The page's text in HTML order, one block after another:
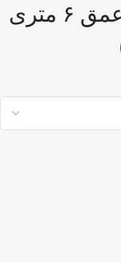
استاندارد IP۶۸ (مقاوم در عمق ۶ متری